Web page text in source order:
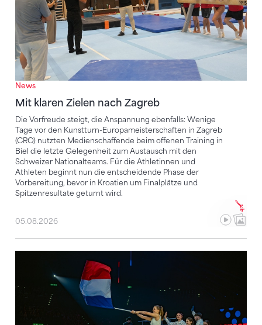
News
Mit klaren Zielen nach Zagreb
Die Vorfreude steigt, die Anspannung ebenfalls: Wenige
Tage vor den Kunstturn-Europameisterschaften in Zagreb
(CRO) nutzten Medienschaffende beim offenen Training in
Biel die letzte Gelegenheit zum Austausch mit den
Schweizer Nationalteams. Für die Athletinnen und
Athleten beginnt nun die entscheidende Phase der
Vorbereitung, bevor in Kroatien um Finalplätze und
Spitzenresultate geturnt wird.
05.08.2026
Team Frankreich ist komplett